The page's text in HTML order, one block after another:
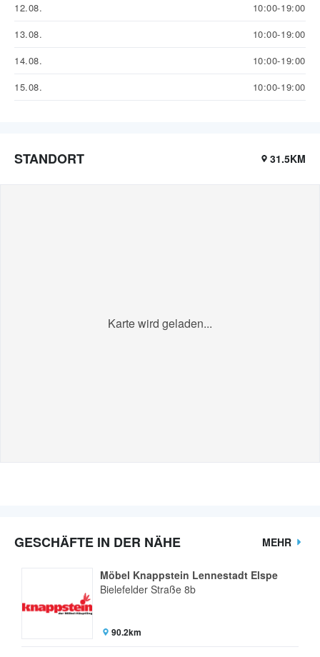
12.08.
10:00-19:00
13.08.
10:00-19:00
14.08.
10:00-19:00
15.08.
10:00-19:00
STANDORT 31.5KM
Karte wird geladen...
GESCHÄFTE IN DER NÄHE MEHR
Möbel Knappstein Lennestadt Elspe
Bielefelder Straße 8b
90.2km